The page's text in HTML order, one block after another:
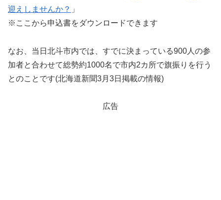
迎えしませんか？ 」
※ここから申込書をダウンロードできます
なお、当日北斗市内では、すでに決まっている900人の参
加者と合わせて総勢約1000名で市内2カ所で旗振りを行う
とのことです(北海道新聞3月3日掲載の情報)
広告